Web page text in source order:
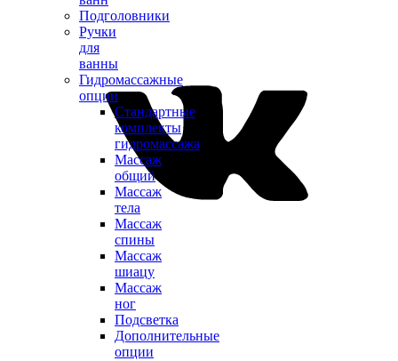
Подголовники
Ручки
для
ванны
Гидромассажные
опции
Стандартные
комплекты
гидромассажа
Массаж
общий
Массаж
тела
Массаж
спины
Массаж
шиацу
Массаж
ног
Подсветка
Дополнительные
опции